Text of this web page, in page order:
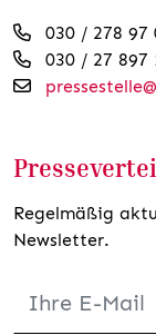
030 / 278
030 / 27 897
Regelmäßig
Newsletter.